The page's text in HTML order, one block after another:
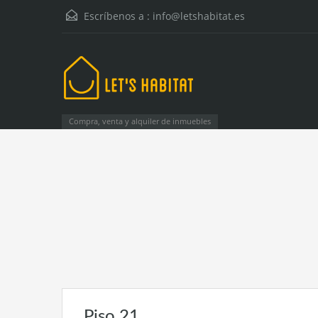
Escríbenos a : info@letshabitat.es
Compra, venta y alquiler de inmuebles